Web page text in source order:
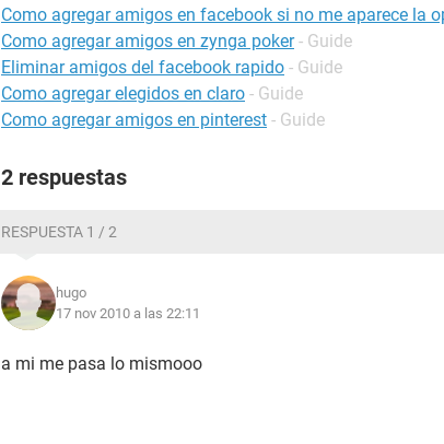
Como agregar amigos en facebook si no me aparece la
Como agregar amigos en zynga poker - Guide
Eliminar amigos del facebook rapido - Guide
Como agregar elegidos en claro - Guide
Como agregar amigos en pinterest - Guide
2 respuestas
RESPUESTA 1 / 2
hugo
17 nov 2010 a las 22:11
a mi me pasa lo mismooo